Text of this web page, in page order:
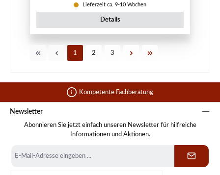
Lieferzeit ca. 9-10 Wochen
Details
Seite
1 Seite
2 Seite
3
Kompetente Fachberatung
Newsletter
Abonnieren Sie jetzt einfach unseren Newsletter für hilfreiche
Informationen und Aktionen.
Mail-